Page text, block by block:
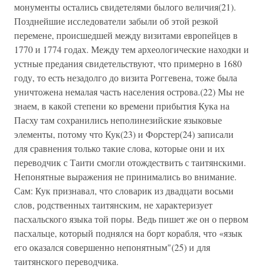
монументы остались свидетелями былого величия(21).
Позднейшие исследователи забыли об этой резкой
перемене, происшедшей между визитами европейцев в
1770 и 1774 годах. Между тем археологические находки и
устные предания свидетельствуют, что примерно в 1680
году, то есть незадолго до визита Роггевена, тоже была
уничтожена немалая часть населения острова.(22) Мы не
знаем, в какой степени ко времени прибытия Кука на
Пасху там сохранились неполинезийские языковые
элементы, потому что Кук(23) и Форстер(24) записали
для сравнения только такие слова, которые они и их
переводчик с Таити смогли отождествить с таитянскими.
Непонятные выражения не принимались во внимание.
Сам: Кук признавал, что словарик из двадцати восьми
слов, родственных таитянским, не характеризует
пасхальского языка той поры. Ведь пишет же он о первом
пасхальце, который поднялся на борт корабля, что «язык
его оказался совершенно непонятным"(25) и для
таитянского переводчика.